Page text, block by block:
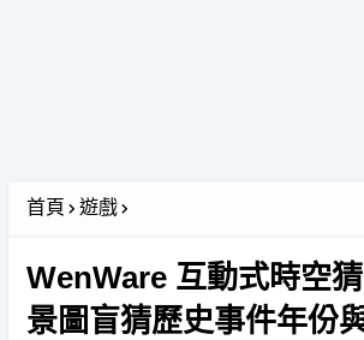
首頁 遊戲
WenWare 互動式時空
景圖盲猜歷史事件年份